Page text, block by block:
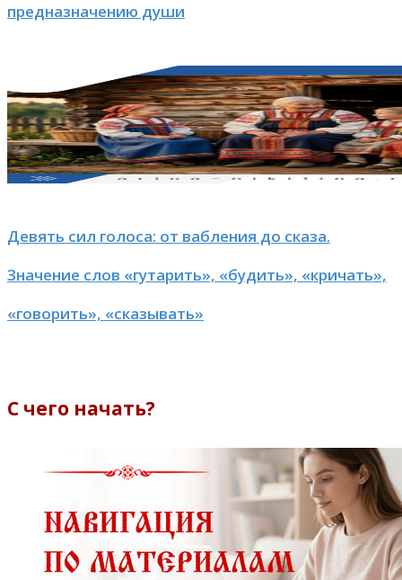
предназначению души
Девять сил голоса: от вабления до сказа.
Значение слов «гутарить», «будить», «кричать»,
«говорить», «сказывать»
С чего начать?